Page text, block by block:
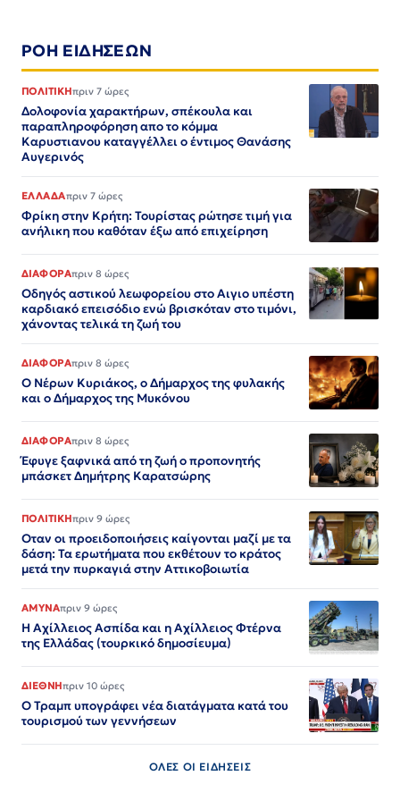
ΡΟΗ ΕΙΔΗΣΕΩΝ
ΠΟΛΙΤΙΚΗπριν 7 ώρες
Δολοφονία χαρακτήρων, σπέκουλα και
παραπληροφόρηση απο το κόμμα
Καρυστιανου καταγγέλλει ο έντιμος Θανάσης
Αυγερινός
ΕΛΛΑΔΑπριν 7 ώρες
Φρίκη στην Κρήτη: Τουρίστας ρώτησε τιμή για
ανήλικη που καθόταν έξω από επιχείρηση
ΔΙΑΦΟΡΑπριν 8 ώρες
Οδηγός αστικού λεωφορείου στο Αιγιο υπέστη
καρδιακό επεισόδιο ενώ βρισκόταν στο τιμόνι,
χάνοντας τελικά τη ζωή του
ΔΙΑΦΟΡΑπριν 8 ώρες
Ο Νέρων Κυριάκος, o Δήμαρχος της φυλακής
και ο Δήμαρχος της Μυκόνου
ΔΙΑΦΟΡΑπριν 8 ώρες
Έφυγε ξαφνικά από τη ζωή ο προπονητής
μπάσκετ Δημήτρης Καρατσώρης
ΠΟΛΙΤΙΚΗπριν 9 ώρες
Οταν οι προειδοποιήσεις καίγονται μαζί με τα
δάση: Τα ερωτήματα που εκθέτουν το κράτος
μετά την πυρκαγιά στην Αττικοβοιωτία
ΑΜΥΝΑπριν 9 ώρες
Η Αχίλλειος Ασπίδα και η Αχίλλειος Φτέρνα
της Ελλάδας (τουρκικό δημοσίευμα)
ΔΙΕΘΝΗπριν 10 ώρες
Ο Τραμπ υπογράφει νέα διατάγματα κατά του
τουρισμού των γεννήσεων
ΟΛΕΣ ΟΙ ΕΙΔΗΣΕΙΣ